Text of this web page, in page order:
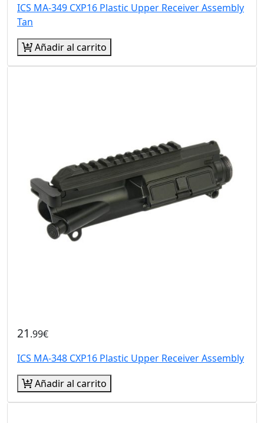
ICS MA-349 CXP16 Plastic Upper Receiver Assembly
Tan
Añadir al carrito
21 .99€
ICS MA-348 CXP16 Plastic Upper Receiver Assembly
Añadir al carrito